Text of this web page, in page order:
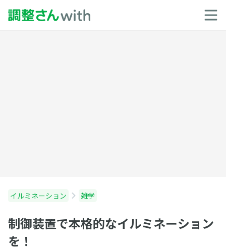
イルミネーション 雑学
制御装置で本格的なイルミネーション
を！